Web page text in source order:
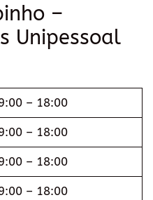
–
Unipessoal
– 18:00
– 18:00
– 18:00
– 18:00